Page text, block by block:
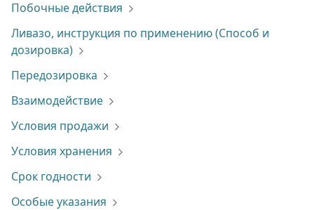
Побочные действия
Ливазо, инструкция по применению (Способ и
дозировка)
Передозировка
Взаимодействие
Условия продажи
Условия хранения
Срок годности
Особые указания